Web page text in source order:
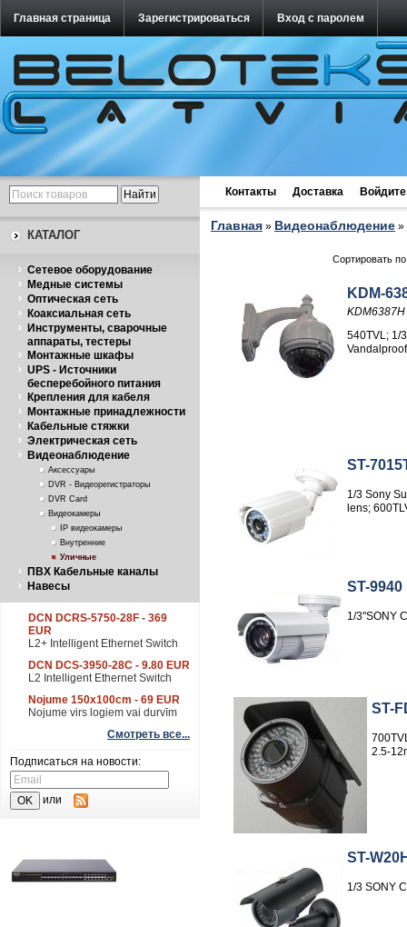
Главная страница Зарегистрироваться Вход с паролем
КАТАЛОГ
Cетевое оборудование
Медные системы
Оптическая сеть
Коаксиальная сеть
Инструменты, сварочные
аппараты, тестеры
Монтажные шкафы
UPS - Источники
бесперебойного питания
Крепления для кабеля
Монтажные принадлежности
Кабельные стяжки
Электрическая сеть
Видеонаблюдение
Aксессуары
DVR - Видеорегистраторы
DVR Card
Видеокамеры
IP видеокамеры
Внутренние
Уличные
ПВХ Кабельные каналы
Навесы
DCN DCRS-5750-28F - 369
EUR
L2+ Intelligent Ethernet Switch
DCN DCS-3950-28C - 9.80 EUR
L2 Intelligent Ethernet Switch
Nojume 150x100cm - 69 EUR
Nojume virs logiem vai durvīm
Смотреть все...
Подписаться на новости:
или
Контакты Доставка
Главная » Видеонаблюдение »
Сортировать
KDM-
KDM6387H
540TVL; 1/
ST-
1/3 Sony
lens;
ST-9940
1/3"SONY
ST-
2.5-
ST-
1/3 SONY